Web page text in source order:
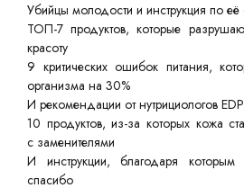
Убийцы молодости и инструкция по
ТОП-7 продуктов, которые
красоту
9 критических ошибок питания,
организма на 30%
И рекомендации от нутрициологов
10 продуктов, из-за которых кожа
с заменителями
И инструкции, благодаря
спасибо